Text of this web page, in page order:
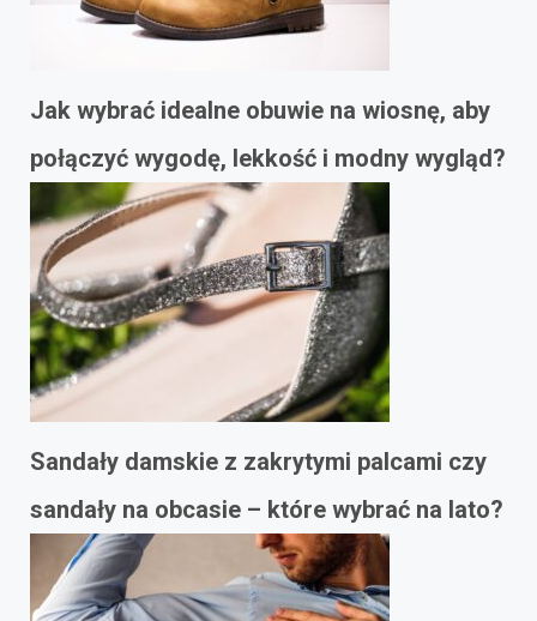
Jak wybrać idealne obuwie na wiosnę, aby
połączyć wygodę, lekkość i modny wygląd?
Sandały damskie z zakrytymi palcami czy
sandały na obcasie – które wybrać na lato?